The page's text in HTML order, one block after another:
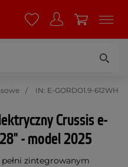
IN: E-GORDO1.9-612WH
Crussis e-
- model 2025
zintegrowanym